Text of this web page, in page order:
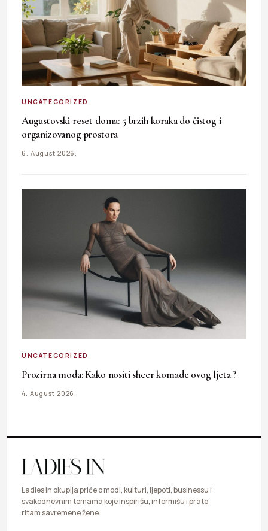
UNCATEGORIZED
Augustovski reset doma: 5 brzih koraka do čistog i
organizovanog prostora
6. August 2026.
UNCATEGORIZED
Prozirna moda: Kako nositi sheer komade ovog ljeta ?
4. August 2026.
Ladies In okuplja priče o modi, kulturi, ljepoti, businessu i
svakodnevnim temama koje inspirišu, informišu i prate
ritam savremene žene.